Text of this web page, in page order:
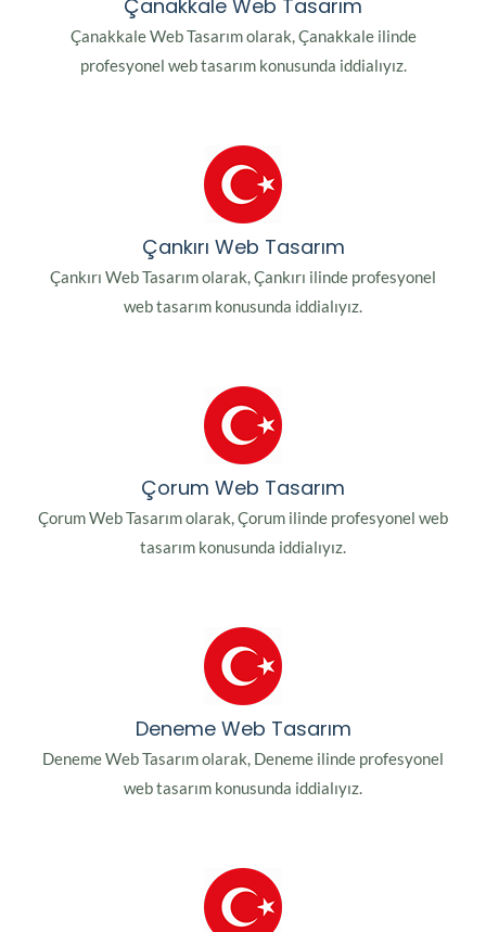
Çanakkale Web Tasarım
Çanakkale Web Tasarım olarak, Çanakkale ilinde
profesyonel web tasarım konusunda iddialıyız.
Çankırı Web Tasarım
Çankırı Web Tasarım olarak, Çankırı ilinde profesyonel
web tasarım konusunda iddialıyız.
Çorum Web Tasarım
Çorum Web Tasarım olarak, Çorum ilinde profesyonel web
tasarım konusunda iddialıyız.
Deneme Web Tasarım
Deneme Web Tasarım olarak, Deneme ilinde profesyonel
web tasarım konusunda iddialıyız.